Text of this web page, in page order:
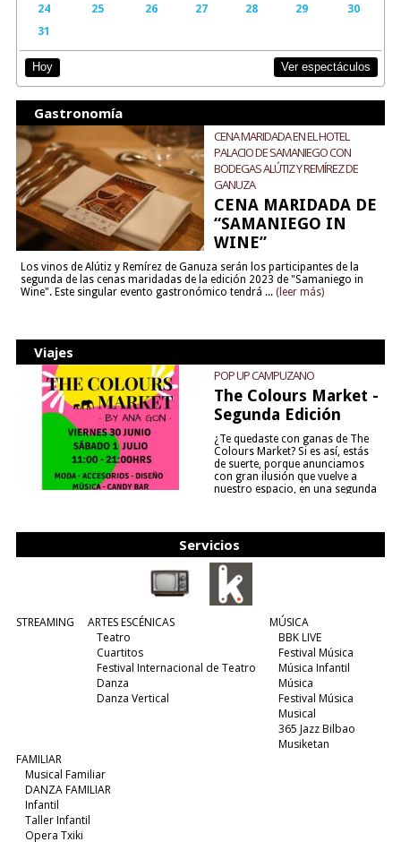
24
25 26 27 28 29
30
31
Hoy Ver espectáculos
Gastronomía
CENA MARIDADA EN EL HOTEL
PALACIO DE SAMANIEGO CON
BODEGAS ALÚTIZ Y REMÍREZ DE
GANUZA
CENA MARIDADA DE
“SAMANIEGO IN
WINE”
Los vinos de Alútiz y Remírez de Ganuza serán los participantes de la
segunda de las cenas maridadas de la edición 2023 de "Samaniego in
Wine". Este singular evento gastronómico tendrá ... (leer más)
Viajes
POP UP CAMPUZANO
The Colours Market -
Segunda Edición
¿Te quedaste con ganas de The
Colours Market? Si es así, estás
de suerte, porque anunciamos
con gran ilusión que vuelve a
nuestro espacio, en una segunda
Servicios
STREAMING
ARTES ESCÉNICAS
Teatro
Cuartitos
Festival Internacional de Teatro
Danza
Danza Vertical
MÚSICA
BBK LIVE
Festival Música
Música Infantil
Música
Festival Música
Musical
365 Jazz Bilbao
Musiketan
FAMILIAR
Musical Familiar
DANZA FAMILIAR
Infantil
Taller Infantil
Opera Txiki